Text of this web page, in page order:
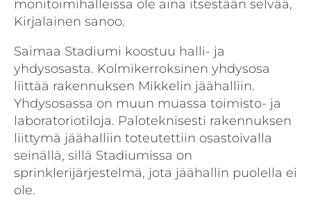
monitoimihalleissa ole aina itsestään selvää,
Kirjalainen sanoo.
Saimaa Stadiumi koostuu halli- ja
yhdysosasta. Kolmikerroksinen yhdysosa
liittää rakennuksen Mikkelin jäähalliin.
Yhdysosassa on muun muassa toimisto- ja
laboratoriotiloja. Paloteknisesti rakennuksen
liittymä jäähalliin toteutettiin osastoivalla
seinällä, sillä Stadiumissa on
sprinklerijärjestelmä, jota jäähallin puolella ei
ole.